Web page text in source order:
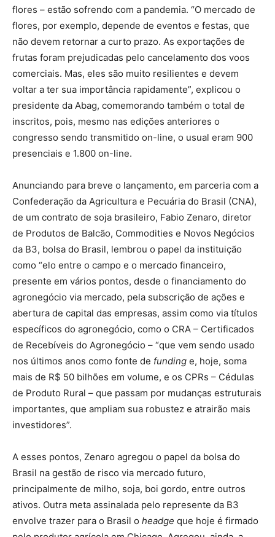
flores – estão sofrendo com a pandemia. “O mercado de
flores, por exemplo, depende de eventos e festas, que
não devem retornar a curto prazo. As exportações de
frutas foram prejudicadas pelo cancelamento dos voos
comerciais. Mas, eles são muito resilientes e devem
voltar a ter sua importância rapidamente”, explicou o
presidente da Abag, comemorando também o total de
inscritos, pois, mesmo nas edições anteriores o
congresso sendo transmitido on-line, o usual eram 900
presenciais e 1.800 on-line.
Anunciando para breve o lançamento, em parceria com a
Confederação da Agricultura e Pecuária do Brasil (CNA),
de um contrato de soja brasileiro, Fabio Zenaro, diretor
de Produtos de Balcão, Commodities e Novos Negócios
da B3, bolsa do Brasil, lembrou o papel da instituição
como “elo entre o campo e o mercado financeiro,
presente em vários pontos, desde o financiamento do
agronegócio via mercado, pela subscrição de ações e
abertura de capital das empresas, assim como via títulos
específicos do agronegócio, como o CRA – Certificados
de Recebíveis do Agronegócio – “que vem sendo usado
nos últimos anos como fonte de funding e, hoje, soma
mais de R$ 50 bilhões em volume, e os CPRs – Cédulas
de Produto Rural – que passam por mudanças estruturais
importantes, que ampliam sua robustez e atrairão mais
investidores”.
A esses pontos, Zenaro agregou o papel da bolsa do
Brasil na gestão de risco via mercado futuro,
principalmente de milho, soja, boi gordo, entre outros
ativos. Outra meta assinalada pelo represente da B3
envolve trazer para o Brasil o headge que hoje é firmado